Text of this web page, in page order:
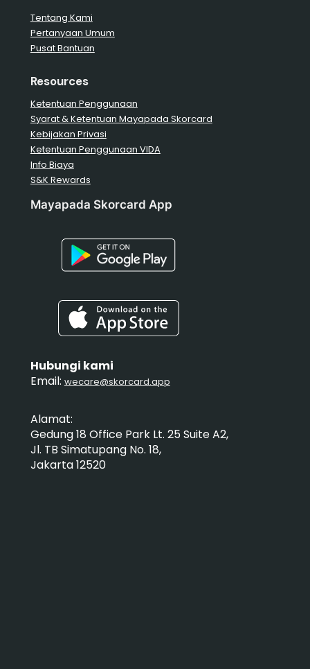
Tentang Kami
Pertanyaan Umum
Pusat Bantuan
Resources
Ketentuan Penggunaan
Syarat & Ketentuan Mayapada Skorcard
Kebijakan Privasi
Ketentuan Penggunaan VIDA
Info Biaya
S&K Rewards
Mayapada Skorcard App
Hubungi kami
Email: wecare@skorcard.app
Alamat:
Gedung 18 Office Park Lt. 25 Suite A2,
Jl. TB Simatupang No. 18,
Jakarta 12520